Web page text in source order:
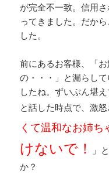
が完全不一致。信用
ってきました。だか
した。
前にあるお客様、「
の・・・」と漏らし
したね。ずいぶん堪
と話した時点で、激
くて温和なお姉
けないで！
」
か？